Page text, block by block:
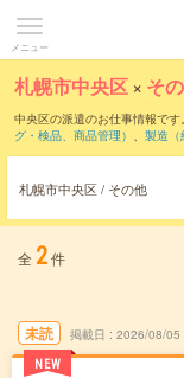
メニュー
札幌市中央区 × そ
中央区の派遣のお仕事情報です
グ・検品、商品管理） 、 製造（
札幌市中央区 / その他
全 2件
未読
NEW
掲載日 2026/08/05